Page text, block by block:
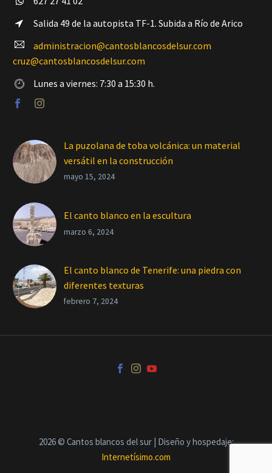

 Salida 49 de la autopista TF-1. Subida a Río de Arico


administracion@cantosblancosdelsur.com
cruz@cantosblancosdelsur.com

 Lunes a viernes: 7:30 a 15:30 h.
La puzolana de toba volcánica: un material
versátil en la construcción
mayo 15, 2024
El canto blanco en la escultura
marzo 6, 2024
El canto blanco de Tenerife: una piedra con
diferentes texturas
febrero 7, 2024
2026 © Cantos blancos del sur | Diseño y hospedaje:
Internetísimo.com